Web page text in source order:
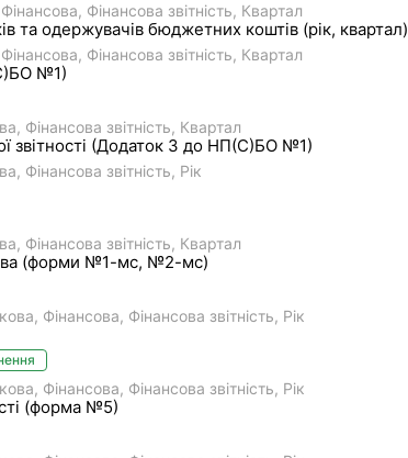
Фiнансова Фінансова звітність Квартал
та одержувачів бюджетних коштів (рік, квартал)
Фiнансова Фінансова звітність Квартал
№1)
Фінансова звітність Квартал
звітності (Додаток 3 до НП(С)БО №1)
Фінансова звітність Рік
Фінансова звітність Квартал
(форми №1-мс, №2-мс)
Фiнансова Фінансова звітність Рік
Фiнансова Фінансова звітність Рік
(форма №5)